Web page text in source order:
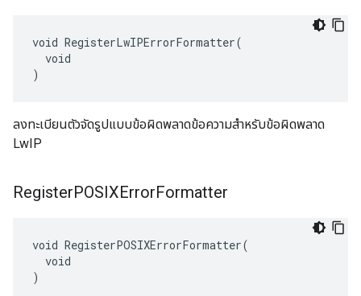
void RegisterLwIPErrorFormatter(
  void
)
ลงทะเบียนตัวจัดรูปแบบข้อผิดพลาดข้อความสำหรับข้อผิดพลาด
LwIP
RegisterPOSIXErrorFormatter
void RegisterPOSIXErrorFormatter(
  void
)